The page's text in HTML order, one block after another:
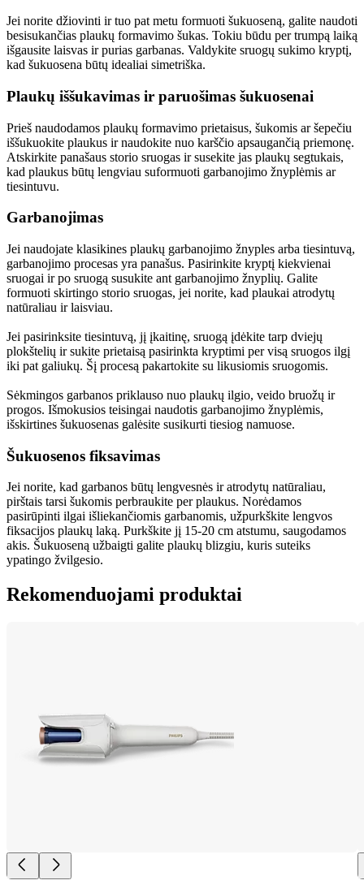
Jei norite džiovinti ir tuo pat metu formuoti šukuoseną, galite naudoti
besisukančias plaukų formavimo šukas. Tokiu būdu per trumpą laiką
išgausite laisvas ir purias garbanas. Valdykite sruogų sukimo kryptį,
kad šukuosena būtų idealiai simetriška.
Plaukų iššukavimas ir paruošimas šukuosenai
Prieš naudodamos plaukų formavimo prietaisus, šukomis ar šepečiu
iššukuokite plaukus ir naudokite nuo karščio apsaugančią priemonę.
Atskirkite panašaus storio sruogas ir susekite jas plaukų segtukais,
kad plaukus būtų lengviau suformuoti garbanojimo žnyplėmis ar
tiesintuvu.
Garbanojimas
Jei naudojate klasikines plaukų garbanojimo žnyples arba tiesintuvą,
garbanojimo procesas yra panašus. Pasirinkite kryptį kiekvienai
sruogai ir po sruogą susukite ant garbanojimo žnyplių. Galite
formuoti skirtingo storio sruogas, jei norite, kad plaukai atrodytų
natūraliau ir laisviau.
Jei pasirinksite tiesintuvą, jį įkaitinę, sruogą įdėkite tarp dviejų
plokštelių ir sukite prietaisą pasirinkta kryptimi per visą sruogos ilgį
iki pat galiukų. Šį procesą pakartokite su likusiomis sruogomis.
Sėkmingos garbanos priklauso nuo plaukų ilgio, veido bruožų ir
progos. Išmokusios teisingai naudotis garbanojimo žnyplėmis,
išskirtines šukuosenas galėsite susikurti tiesiog namuose.
Šukuosenos fiksavimas
Jei norite, kad garbanos būtų lengvesnės ir atrodytų natūraliau,
pirštais tarsi šukomis perbraukite per plaukus. Norėdamos
pasirūpinti ilgai išliekančiomis garbanomis, užpurkškite lengvos
fiksacijos plaukų laką. Purkškite jį 15-20 cm atstumu, saugodamos
akis. Šukuoseną užbaigti galite plaukų blizgiu, kuris suteiks
ypatingo žvilgesio.
Rekomenduojami produktai